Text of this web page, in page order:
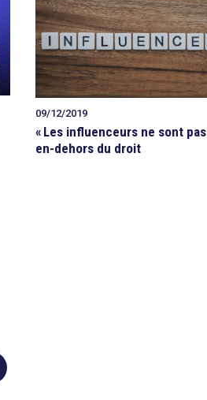
09/12/2019
« Les influenceurs ne sont pas
en-dehors du droit